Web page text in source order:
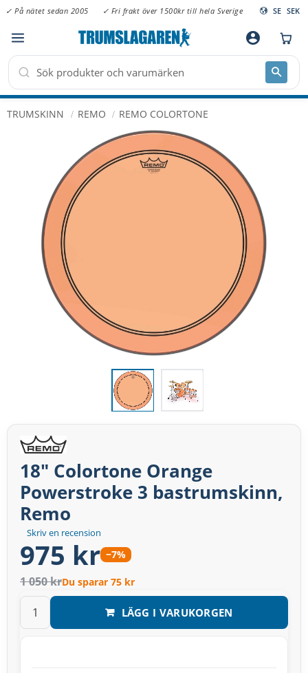
Meny
✓ På nätet sedan 2005 ✓ Fri frakt över 1500kr till hela Sverige SE SEK
account_circle
TRUMSKINN REMO REMO COLORTONE
Skriv en recension
18" Colortone Orange
Powerstroke 3 bastrumskinn,
Remo
975 kr −7%
1 050 krDu sparar 75 kr
LÄGG I VARUKORGEN